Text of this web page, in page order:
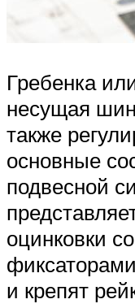
Гребенка
несущая
также
основные
подвесной
оцинковки
и крепят